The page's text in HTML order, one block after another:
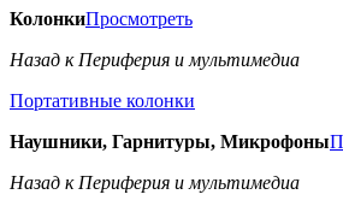
КолонкиПросмотреть
Назад к Периферия и мультимедиа
Портативные колонки
Наушники, Гарнитуры, Микрофоны
Назад к Периферия и мультимедиа